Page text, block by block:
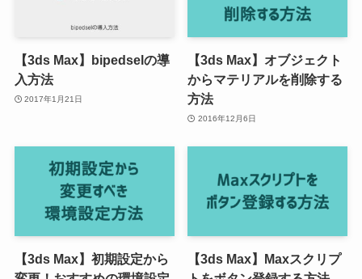
【3ds Max】bipedselの導
入方法
2017年1月21日
【3ds Max】オブジェクト
からマテリアルを削除する
方法
2016年12月6日
【3ds Max】初期設定から
【3ds Max】Maxスクリプ